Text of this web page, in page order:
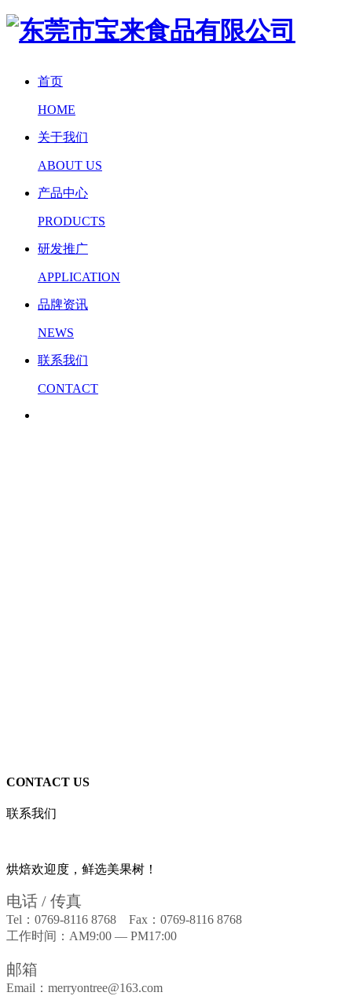
首页
HOME
关于我们
ABOUT US
产品中心
PRODUCTS
研发推广
APPLICATION
品牌资讯
NEWS
联系我们
CONTACT
CONTACT US
联系我们
烘焙欢迎度，鲜选美果树！
电话 / 传真
Tel：0769-8116 8768 Fax：0769-8116 8768
工作时间：AM9:00 — PM17:00
邮箱
Email：merryontree@163.com